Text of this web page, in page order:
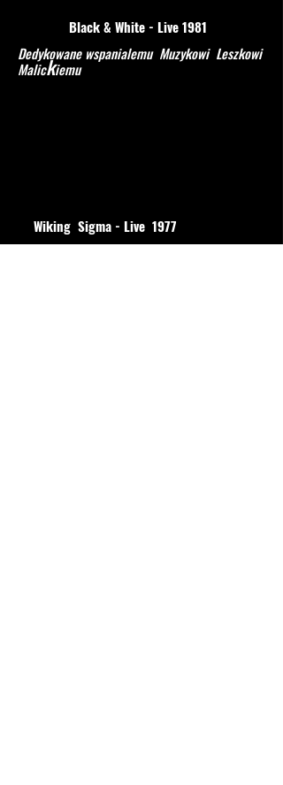
Black & White - Live 1981
Dedykowane wspanialemu Muzykowi Leszkowi
Malickiemu
Wiking Sigma - Live 1977